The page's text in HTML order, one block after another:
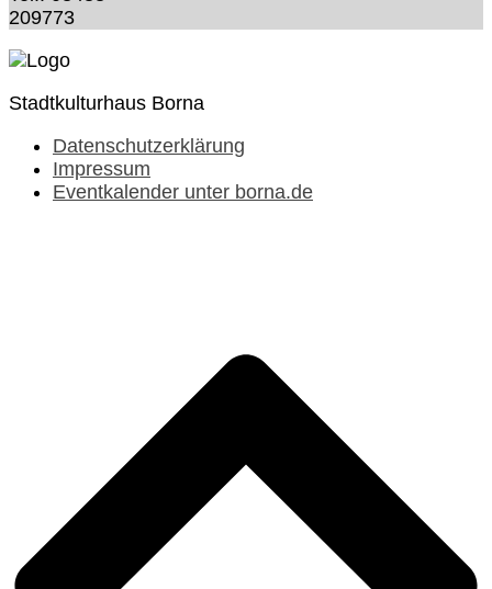
209773
Stadtkulturhaus Borna
Datenschutzerklärung
Impressum
Eventkalender unter borna.de